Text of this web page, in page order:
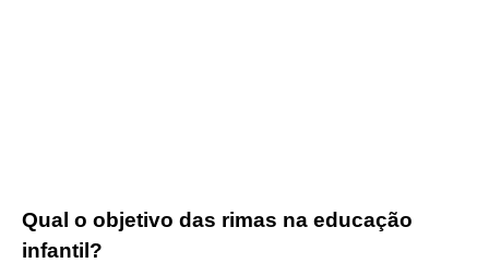
Qual o objetivo das rimas na educação
infantil?